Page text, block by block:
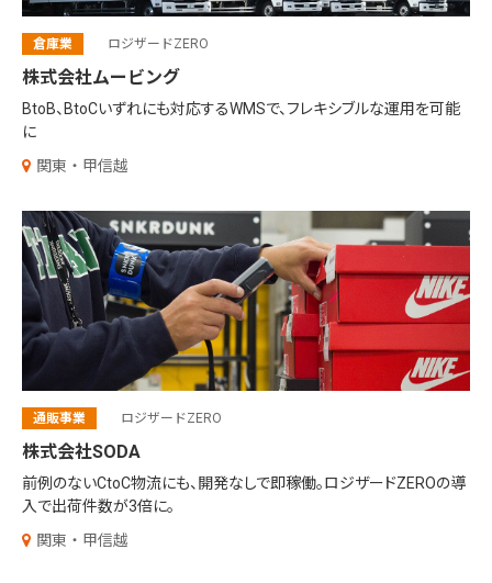
倉庫業 ロジザードZERO
株式会社ムービング
BtoB、BtoCいずれにも対応するWMSで、フレキシブルな運用を可能
に
関東・甲信越
通販事業 ロジザードZERO
株式会社SODA
前例のないCtoC物流にも、開発なしで即稼働。ロジザードZEROの導
入で出荷件数が3倍に。
関東・甲信越